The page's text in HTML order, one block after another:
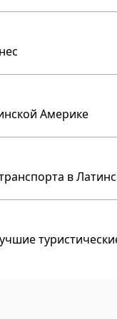
Америке
в